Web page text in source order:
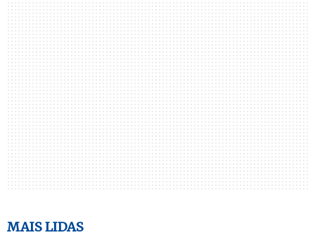
MAIS LIDAS